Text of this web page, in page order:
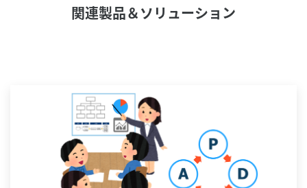
関連製品＆ソリューション